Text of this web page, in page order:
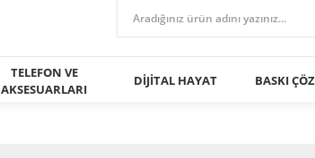
TELEFON VE
AKSESUARLARI
DİJİTAL HAYAT BASKI